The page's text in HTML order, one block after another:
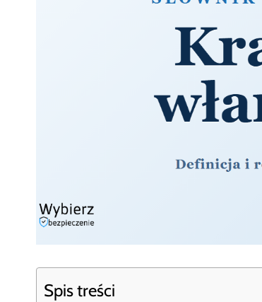
Spis treści